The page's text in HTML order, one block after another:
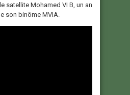
satellite Mohamed VI B, un an
son binôme MVIA.